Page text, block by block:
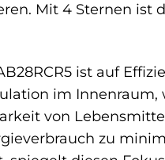
Mit 4 Sternen ist
ist auf
im Innenraum,
von
zu